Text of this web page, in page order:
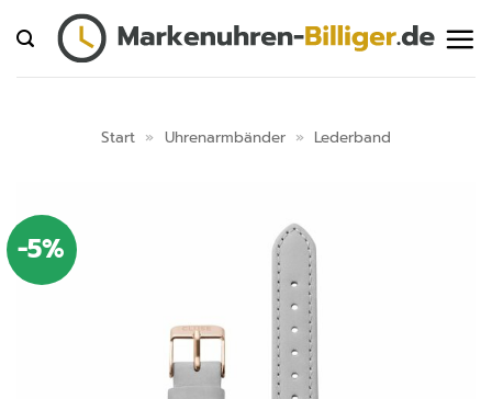
Inhalt
springen
Start » Uhrenarmbänder » Lederband
-5%